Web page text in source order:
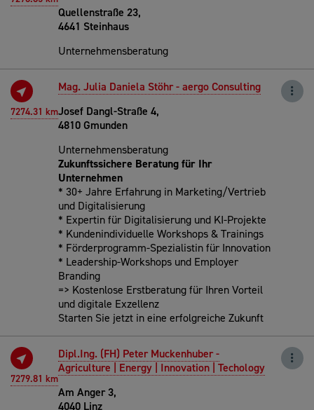
Quellenstraße 23,
4641 Steinhaus
Unternehmensberatung
7274.31 km
Mag. Julia Daniela Stöhr - aergo Consulting
Josef Dangl-Straße 4,
4810 Gmunden
Unternehmensberatung
Zukunftssichere Beratung für Ihr
Unternehmen
* 30+ Jahre Erfahrung in Marketing/Vertrieb
und Digitalisierung
* Expertin für Digitalisierung und KI-Projekte
* Kundenindividuelle Workshops & Trainings
* Förderprogramm-Spezialistin für Innovation
* Leadership-Workshops und Employer
Branding
=> Kostenlose Erstberatung für Ihren Vorteil
und digitale Exzellenz
Starten Sie jetzt in eine erfolgreiche Zukunft
7279.81 km
Dipl.Ing. (FH) Peter Muckenhuber -
Agriculture | Energy | Innovation | Techology
Am Anger 3,
4040 Linz